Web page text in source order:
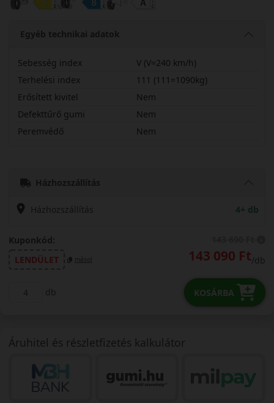
Egyéb technikai adatok
Sebesség index
V (V=240 km/h)
Terhelési index
111 (111=1090kg)
Erősített kivitel
Nem
Defekttűrő gumi
Nem
Peremvédő
Nem
Házhozszállítás
Házhozszállítás 4+ db
Kuponkód:
LENDÜLET
másol 143 090 Ft/db
db KOSÁRBA
Áruhitel és részletfizetés kalkulátor